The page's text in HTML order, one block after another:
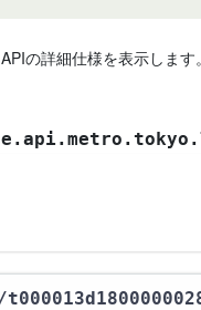
APIの詳細仕様を表示しま
/